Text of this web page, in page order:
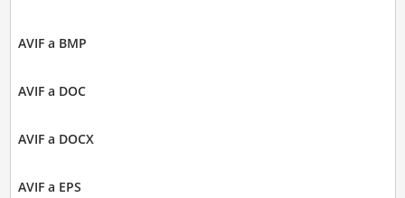
AVIF a BMP
AVIF a DOC
AVIF a DOCX
AVIF a EPS